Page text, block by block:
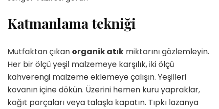
Katmanlama tekniği
Mutfaktan çıkan organik atık miktarını gözlemleyin.
Her bir ölçü yeşil malzemeye karşılık, iki ölçü
kahverengi malzeme eklemeye çalışın. Yeşilleri
kovanın içine dökün. Üzerini hemen kuru yapraklar,
kağıt parçaları veya talaşla kapatın. Tıpkı lazanya